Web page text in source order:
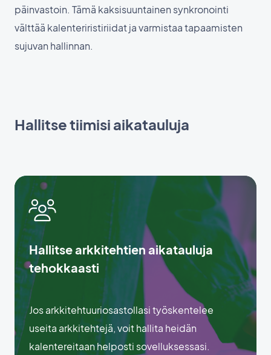
päinvastoin. Tämä kaksisuuntainen synkronointi
välttää kalenteriristiriidat ja varmistaa tapaamisten
sujuvan hallinnan.
Hallitse tiimisi aikatauluja
Hallitse arkkitehtien aikatauluja
tehokkaasti
Jos arkkitehtuuriosastollasi työskentelee
useita arkkitehtejä, voit hallita heidän
kalentereitaan helposti sovelluksessasi.